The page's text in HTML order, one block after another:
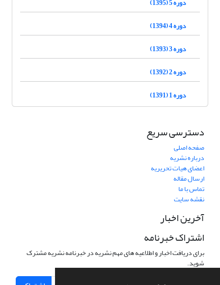
دوره 4 (1394)
دوره 3 (1393)
دوره 2 (1392)
دوره 1 (1391)
دسترسی سریع
صفحه اصلی
درباره نشریه
اعضای هیات تحریریه
ارسال مقاله
تماس با ما
نقشه سایت
آخرین اخبار
اشتراک خبرنامه
برای دریافت اخبار و اطلاعیه های مهم نشریه در خبرنامه نشریه مشترک
شوید.